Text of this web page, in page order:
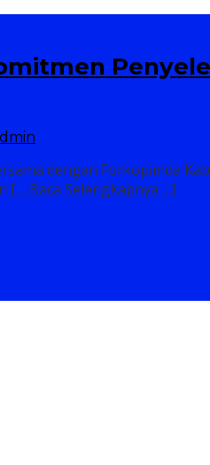
dengan Forkopimda
[… Baca Selengkapnya …]